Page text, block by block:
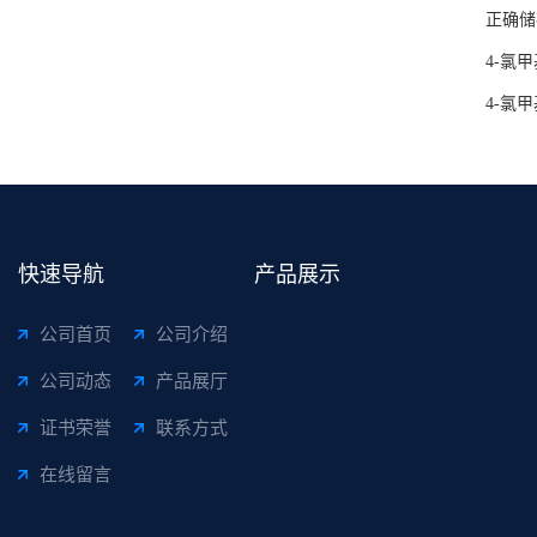
正确
4-氯
4-氯
快速导航
公司首页 公司介绍
公司动态 产品展厅
证书荣誉 联系方式
在线留言
产品展示